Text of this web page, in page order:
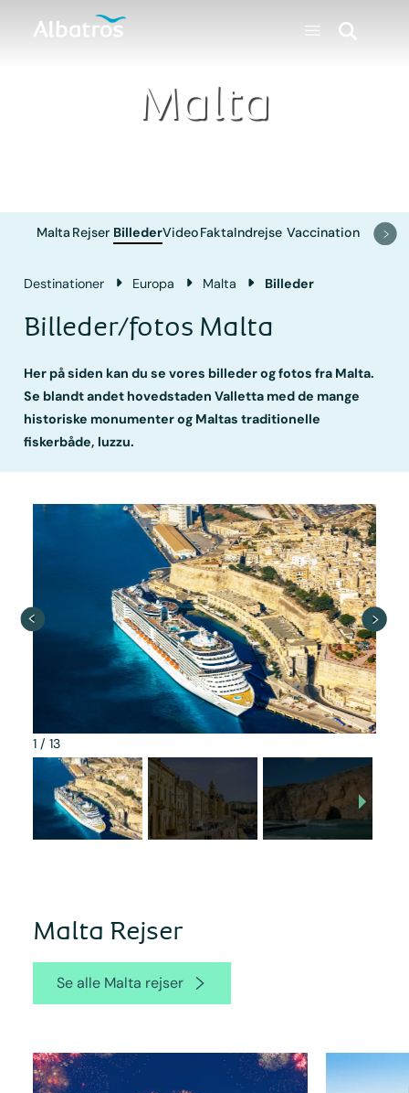
Malta
Malta Rejser BillederVideoFaktaIndrejse Vaccination
Destinationer Europa Malta Billeder
Billeder/fotos Malta
Her på siden kan du se vores billeder og fotos fra Malta.
Se blandt andet hovedstaden Valletta med de mange
historiske monumenter og Maltas traditionelle
fiskerbåde, luzzu.
1/ 13
Malta Rejser
Se alle Malta rejser